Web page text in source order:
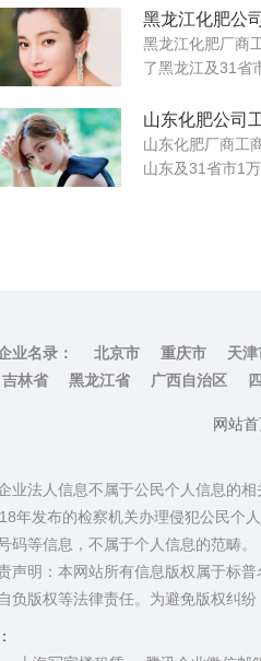
黑龙江化肥公
黑龙江化肥厂商
了黑龙江及31省
山东化肥公司
山东化肥厂商工
山东及31省市1万
业名录： 北京市 重庆市 天津
吉林省 黑龙江省 广西自治区
网站
业法人信息不属于公民个人信息的
年发布的检察机关办理侵犯公民个
码等信息，不属于个人信息的范畴。
声明：本网站所有信息版权属于标
负版权等法律责任。为避免版权纠纷